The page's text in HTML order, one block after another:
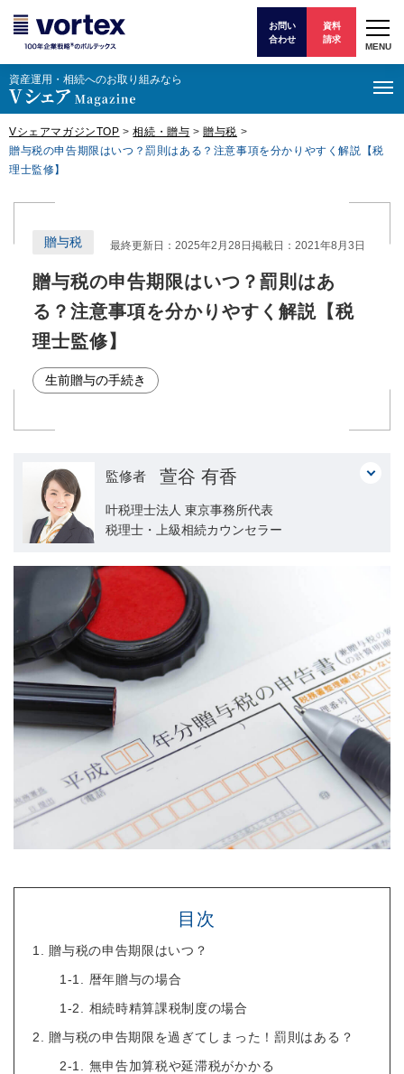
お問い
合わせ
資料
請求
MENU
資産運⽤・相続へのお取り組みなら
VシェアマガジンTOP >相続・贈与 >贈与税 >
贈与税の申告期限はいつ？罰則はある？注意事項を分かりやすく解説【税
理士監修】
贈与税の申告期限はいつ？罰則はあ
る？注意事項を分かりやすく解説【税
理士監修】
贈与税 最終更新日：2025年2月28日掲載日：2021年8月3日
生前贈与の手続き
監修者 萱谷 有香
叶税理士法人 東京事務所代表
税理士・上級相続カウンセラー
目次
1. 贈与税の申告期限はいつ？
1-1. 暦年贈与の場合
1-2. 相続時精算課税制度の場合
2. 贈与税の申告期限を過ぎてしまった！罰則はある？
2-1. 無申告加算税や延滞税がかかる